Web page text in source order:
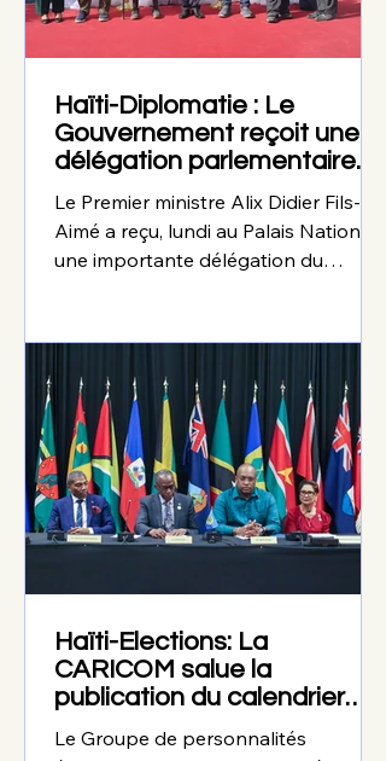
l'OIDG, cette échéance constitue une
Haïti-Diplomatie : Le
Gouvernement reçoit une
délégation parlementaire
américaine de haut niveau
Le Premier ministre Alix Didier Fils-
Aimé a reçu, lundi au Palais National,
une importante délégation du
États-Unis. La délégation, composée
de membres du Congrès américain
et de hauts responsables
parlementaires des partis démocrate
et républicain, a échangé avec les
autorités haïtiennes sur les
principaux défis auxquels le pays est
confronté. Selon un communiqué de
Haïti-Elections: La
CARICOM salue la
publication du calendrier
électoral
Le Groupe de personnalités